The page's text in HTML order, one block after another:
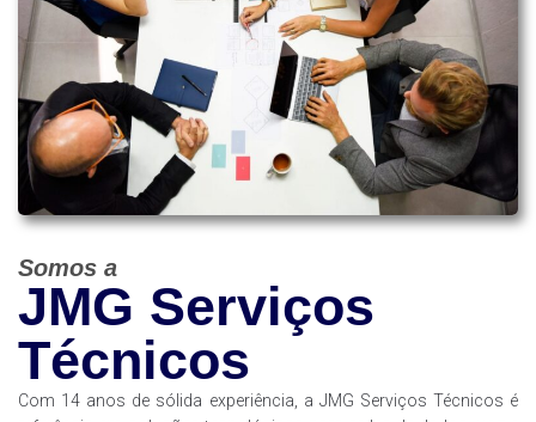
Somos a
JMG Serviços
Técnicos
Com 14 anos de sólida experiência, a JMG Serviços Técnicos é